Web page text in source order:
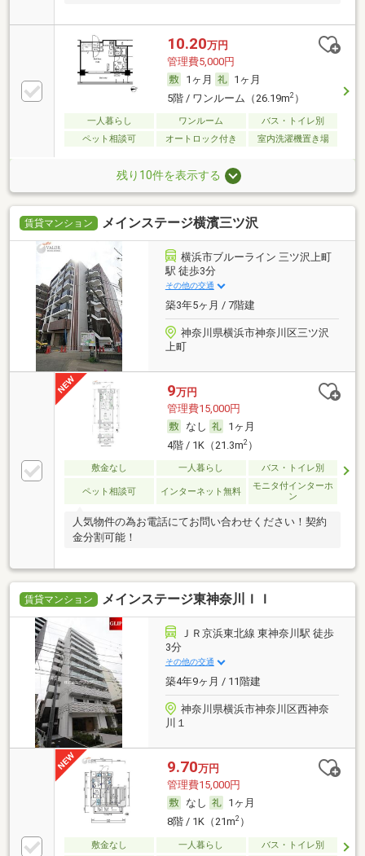
10.20万円
管理費5,000円
1ヶ月
1ヶ月
5階 / ワンルーム（26.19m2）
一人暮らし ワンルーム
バス・トイレ別
ペット相談可
オートロック付き 室内洗濯機置き場
残り10件を表示する
賃貸マンション メインステージ横濱三ツ沢
横浜市ブルーライン 三ツ沢上町
駅 徒歩3分
その他の交通
築3年5ヶ月 / 7階建
神奈川県横浜市神奈川区三ツ沢
上町
9万円
管理費15,000円
なし
1ヶ月
4階 / 1K（21.3m2）
敷金なし 一人暮らし バス・トイレ別
ペット相談可 インターネット無料
モニタ付インターホ
ン
人気物件の為お電話にてお問い合わせください！契約
金分割可能！
賃貸マンション メインステージ東神奈川ＩＩ
ＪＲ京浜東北線 東神奈川駅 徒歩
3分
その他の交通
築4年9ヶ月 / 11階建
神奈川県横浜市神奈川区西神奈
川１
9.70万円
管理費15,000円
なし
1ヶ月
8階 / 1K（21m2）
敷金なし 一人暮らし バス・トイレ別